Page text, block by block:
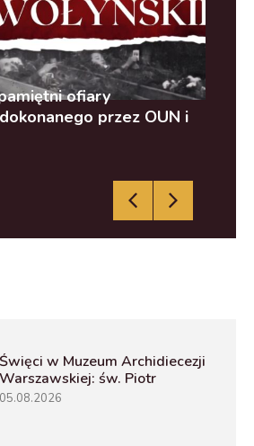
ofiary
przez OUN i
Święci w Muzeum Archidiecezji
Warszawskiej: św. Piotr
05.08.2026